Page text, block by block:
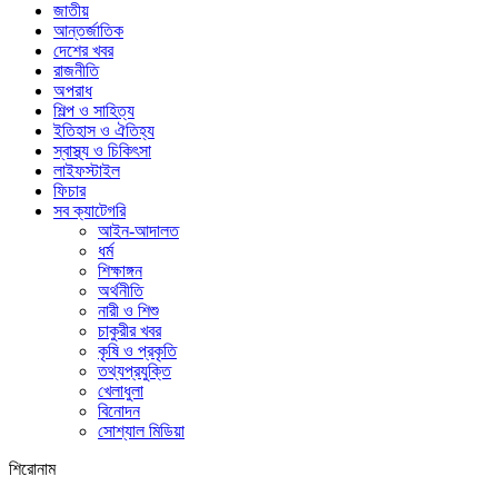
জাতীয়
আন্তর্জাতিক
দেশের খবর
রাজনীতি
অপরাধ
শিল্প ও সাহিত্য
ইতিহাস ও ঐতিহ্য
স্বাস্থ্য ও চিকিৎসা
লাইফস্টাইল
ফিচার
সব ক্যাটেগরি
আইন-আদালত
ধর্ম
শিক্ষাঙ্গন
অর্থনীতি
নারী ও শিশু
চাকুরীর খবর
কৃষি ও প্রকৃতি
তথ্যপ্রযুক্তি
খেলাধুলা
বিনোদন
সোশ্যাল মিডিয়া
শিরোনাম